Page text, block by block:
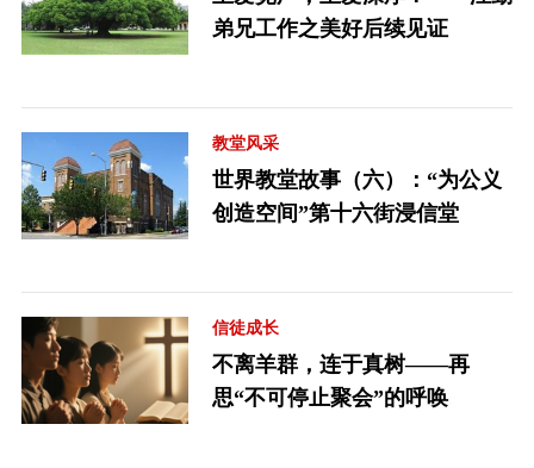
弟兄工作之美好后续见证
教堂风采
世界教堂故事（六）：“为公义
创造空间”第十六街浸信堂
信徒成长
不离羊群，连于真树——再
思“不可停止聚会”的呼唤